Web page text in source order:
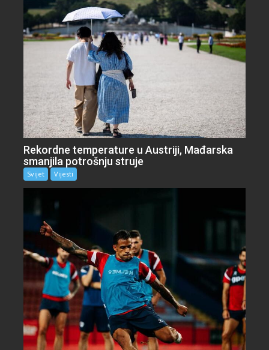
Rekordne temperature u Austriji, Mađarska
smanjila potrošnju struje
Svijet Vijesti